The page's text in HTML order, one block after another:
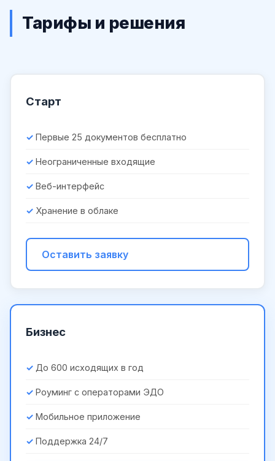
Тарифы и решения
Старт
Первые 25 документов бесплатно
Неограниченные входящие
Веб-интерфейс
Хранение в облаке
Оставить заявку
Бизнес
До 600 исходящих в год
Роуминг с операторами ЭДО
Мобильное приложение
Поддержка 24/7